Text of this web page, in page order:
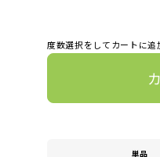
度数選択をしてカートに追
単品